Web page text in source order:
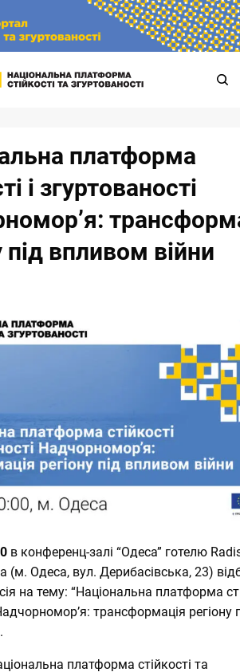
платформа
і згуртованості
під впливом війни
в конференц-залі “Одеса” готелю
(м. Одеса, вул. Дерибасівська, 23)
на тему: “Національна платформа
трансформація регіону
платформа стійкості та